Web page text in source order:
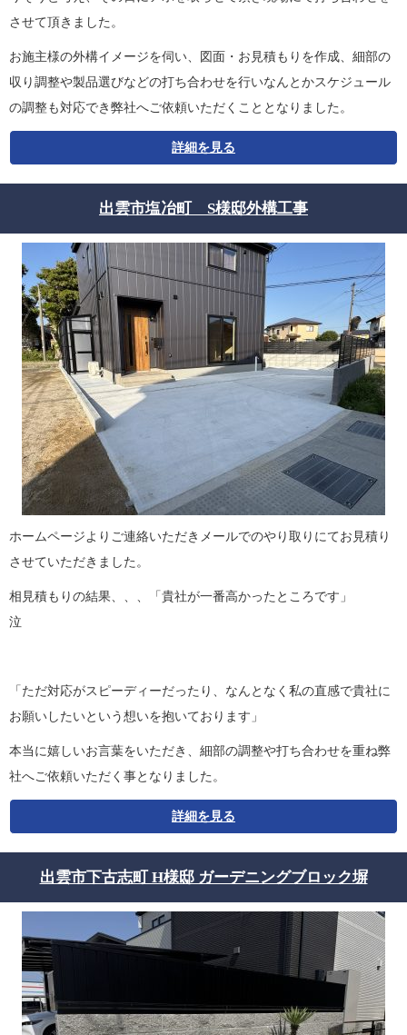
させて頂きました。
お施主様の外構イメージを伺い、図面・お見積もりを作成、細部の
収り調整や製品選びなどの打ち合わせを行いなんとかスケジュール
の調整も対応でき弊社へご依頼いただくこととなりました。
詳細を見る
出雲市塩冶町 S様邸外構工事
ホームページよりご連絡いただきメールでのやり取りにてお見積り
させていただきました。
相見積もりの結果、、、「貴社が一番高かったところです」
泣
「ただ対応がスピーディーだったり、なんとなく私の直感で貴社に
お願いしたいという想いを抱いております」
本当に嬉しいお言葉をいただき、細部の調整や打ち合わせを重ね弊
社へご依頼いただく事となりました。
詳細を見る
出雲市下古志町 H様邸 ガーデニングブロック塀